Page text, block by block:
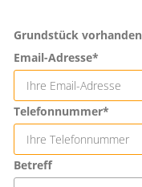
Grundstück vorhanden
Email-Adresse*
Telefonnummer*
Betreff